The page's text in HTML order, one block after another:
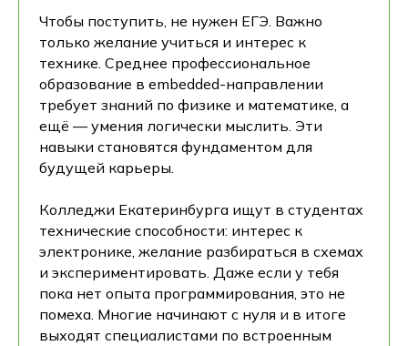
Чтобы поступить, не нужен ЕГЭ. Важно
только желание учиться и интерес к
технике. Среднее профессиональное
образование в embedded-направлении
требует знаний по физике и математике, а
ещё — умения логически мыслить. Эти
навыки становятся фундаментом для
будущей карьеры.
Колледжи Екатеринбурга ищут в студентах
технические способности: интерес к
электронике, желание разбираться в схемах
и экспериментировать. Даже если у тебя
пока нет опыта программирования, это не
помеха. Многие начинают с нуля и в итоге
выходят специалистами по встроенным